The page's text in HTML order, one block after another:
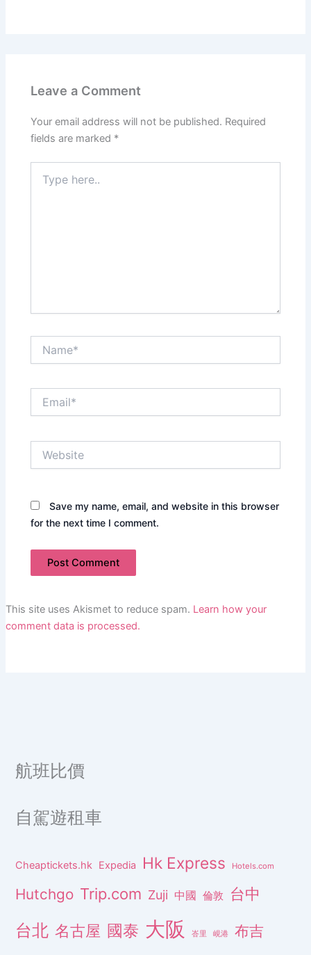
Leave a Comment
Your email address will not be published. Required
fields are marked *
here..
Save my name, email, and website in this browser
for the next time I comment.
This site uses Akismet to reduce spam. Learn how your
comment data is processed.
航班比價
自駕遊租車
Cheaptickets.hk Expedia Hk Express Hotels.com
Hutchgo Trip.com Zuji 中國 倫敦 台中
台北 名古屋 國泰 大阪 峇里 峴港 布吉